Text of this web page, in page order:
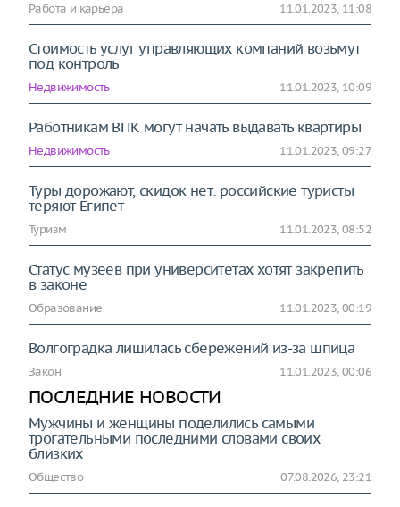
Работа и карьера 11.01.2023, 11:08
Стоимость услуг управляющих компаний возьмут
под контроль
Недвижимость 11.01.2023, 10:09
Работникам ВПК могут начать выдавать квартиры
Недвижимость 11.01.2023, 09:27
Туры дорожают, скидок нет: российские туристы
теряют Египет
Туризм 11.01.2023, 08:52
Статус музеев при университетах хотят закрепить
в законе
Образование 11.01.2023, 00:19
Волгоградка лишилась сбережений из-за шпица
Закон 11.01.2023, 00:06
ПОСЛЕДНИЕ НОВОСТИ
Мужчины и женщины поделились самыми
трогательными последними словами своих
близких
Общество 07.08.2026, 23:21